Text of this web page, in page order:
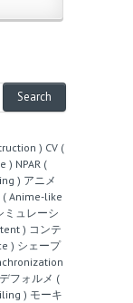
) CV (
) NPAR (
) アニメ
( Anime-like
ミュレーシ
) コンテ
) シェープ
デフォルメ (
) モーキ